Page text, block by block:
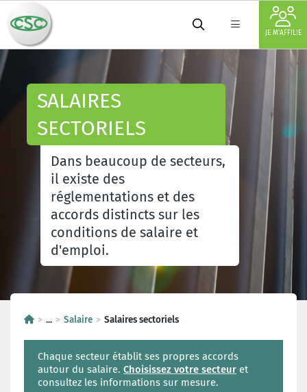
JE M'AFFILIE
SALAIRES
SECTORIELS
Dans beaucoup de secteurs,
il existe des
réglementations et des
accords distincts sur les
conditions de salaire et
d'emploi.
... Salaire Salaires sectoriels
Chaque secteur établit ses propres accords
autour du salaire. Choisissez votre secteur et
consultez les informations sur mesure.